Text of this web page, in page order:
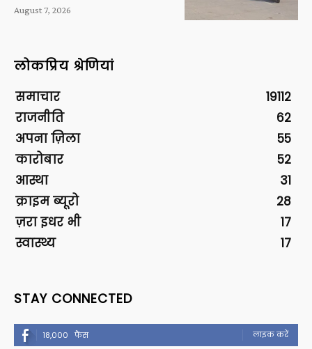
August 7, 2026
लोकप्रिय श्रेणियां
समाचार
19112
राजनीति
62
अपना ज़िला
55
कारोबार
52
आस्था
31
क्राइम ब्यूरो
28
ज़रा इधर भी
17
स्वास्थ्य
17
STAY CONNECTED
18,000 फैंस लाइक करें